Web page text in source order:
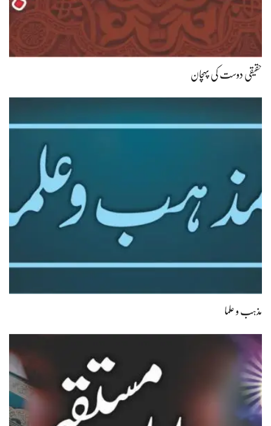
حقیقی دوست کی پہچان
مذہب و علما